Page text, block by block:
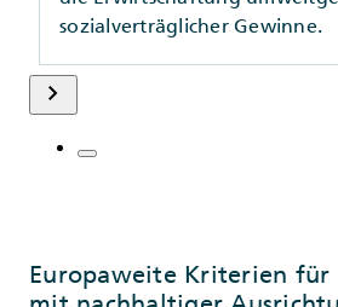
sozialverträglicher Gewinne.
keyboard_arrow_right
Europaweite Kriterien für